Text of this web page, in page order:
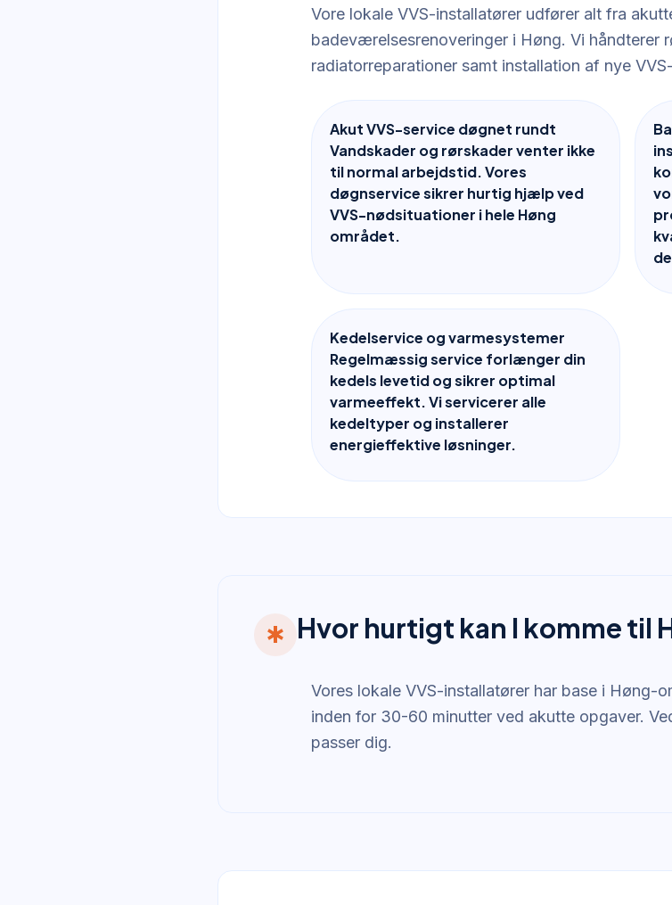
Vore lokale VVS-installatører udfører alt fra
badeværelsesrenoveringer i Høng. Vi håndterer
radiatorreparationer samt installation af nye
Akut VVS-service døgnet rundt
Vandskader og rørskader venter ikke
til normal arbejdstid. Vores
døgnservice sikrer hurtig hjælp ved
VVS-nødsituationer i hele Høng
området.
Kedelservice og varmesystemer
Regelmæssig service forlænger din
kedels levetid og sikrer optimal
varmeeffekt. Vi servicerer alle
kedeltyper og installerer
energieffektive løsninger.
emergency Hvor hurtigt kan I komme til
Vores lokale VVS-installatører har base i
inden for 30-60 minutter ved akutte opgaver.
passer dig.